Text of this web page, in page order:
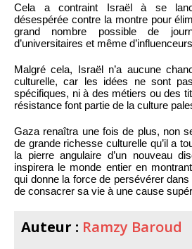
Cela a contraint Israël à se
désespérée contre la montre pour
grand nombre possible de
d’universitaires et même
Malgré cela, Israël n’a aucune
culturelle, car les idées ne sont
spécifiques, ni à des métiers ou des
résistance font partie de la culture
Gaza renaîtra une fois de plus, non
de grande richesse culturelle qu’il a
la pierre angulaire d’un nouveau
inspirera le monde entier en
qui donne la force de persévérer
de consacrer sa vie à une cause
Auteur : Ramzy Baroud